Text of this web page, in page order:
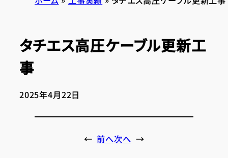
タチエス高圧ケーブル更新工
事
2025年4月22日
← 前へ次へ →